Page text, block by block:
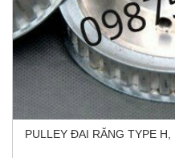
PULLEY ĐAI RĂNG TYPE